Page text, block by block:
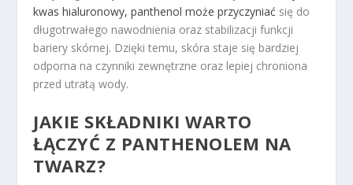
kwas hialuronowy, panthenol może przyczyniać się do
długotrwałego nawodnienia oraz stabilizacji funkcji
bariery skórnej. Dzięki temu, skóra staje się bardziej
odporna na czynniki zewnętrzne oraz lepiej chroniona
przed utratą wody.
JAKIE SKŁADNIKI WARTO
ŁĄCZYĆ Z PANTHENOLEM NA
TWARZ?